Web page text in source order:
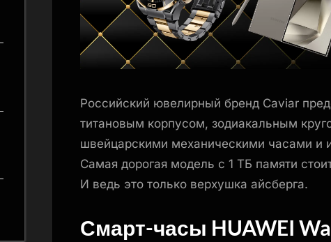
Российский ювелирный бренд Caviar
титановым корпусом, зодиакальным
швейцарскими механическими часами и
Самая дорогая модель с 1 ТБ памяти
И ведь это только верхушка айсберга.
Смарт-часы HUAWEI